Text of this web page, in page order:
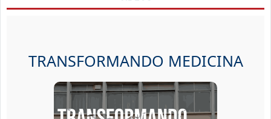
TRANSFORMANDO MEDICINA